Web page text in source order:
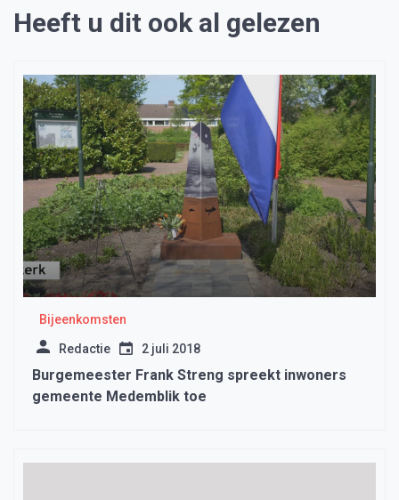
Heeft u dit ook al gelezen
Bijeenkomsten
Redactie 2 juli 2018
Burgemeester Frank Streng spreekt inwoners
gemeente Medemblik toe